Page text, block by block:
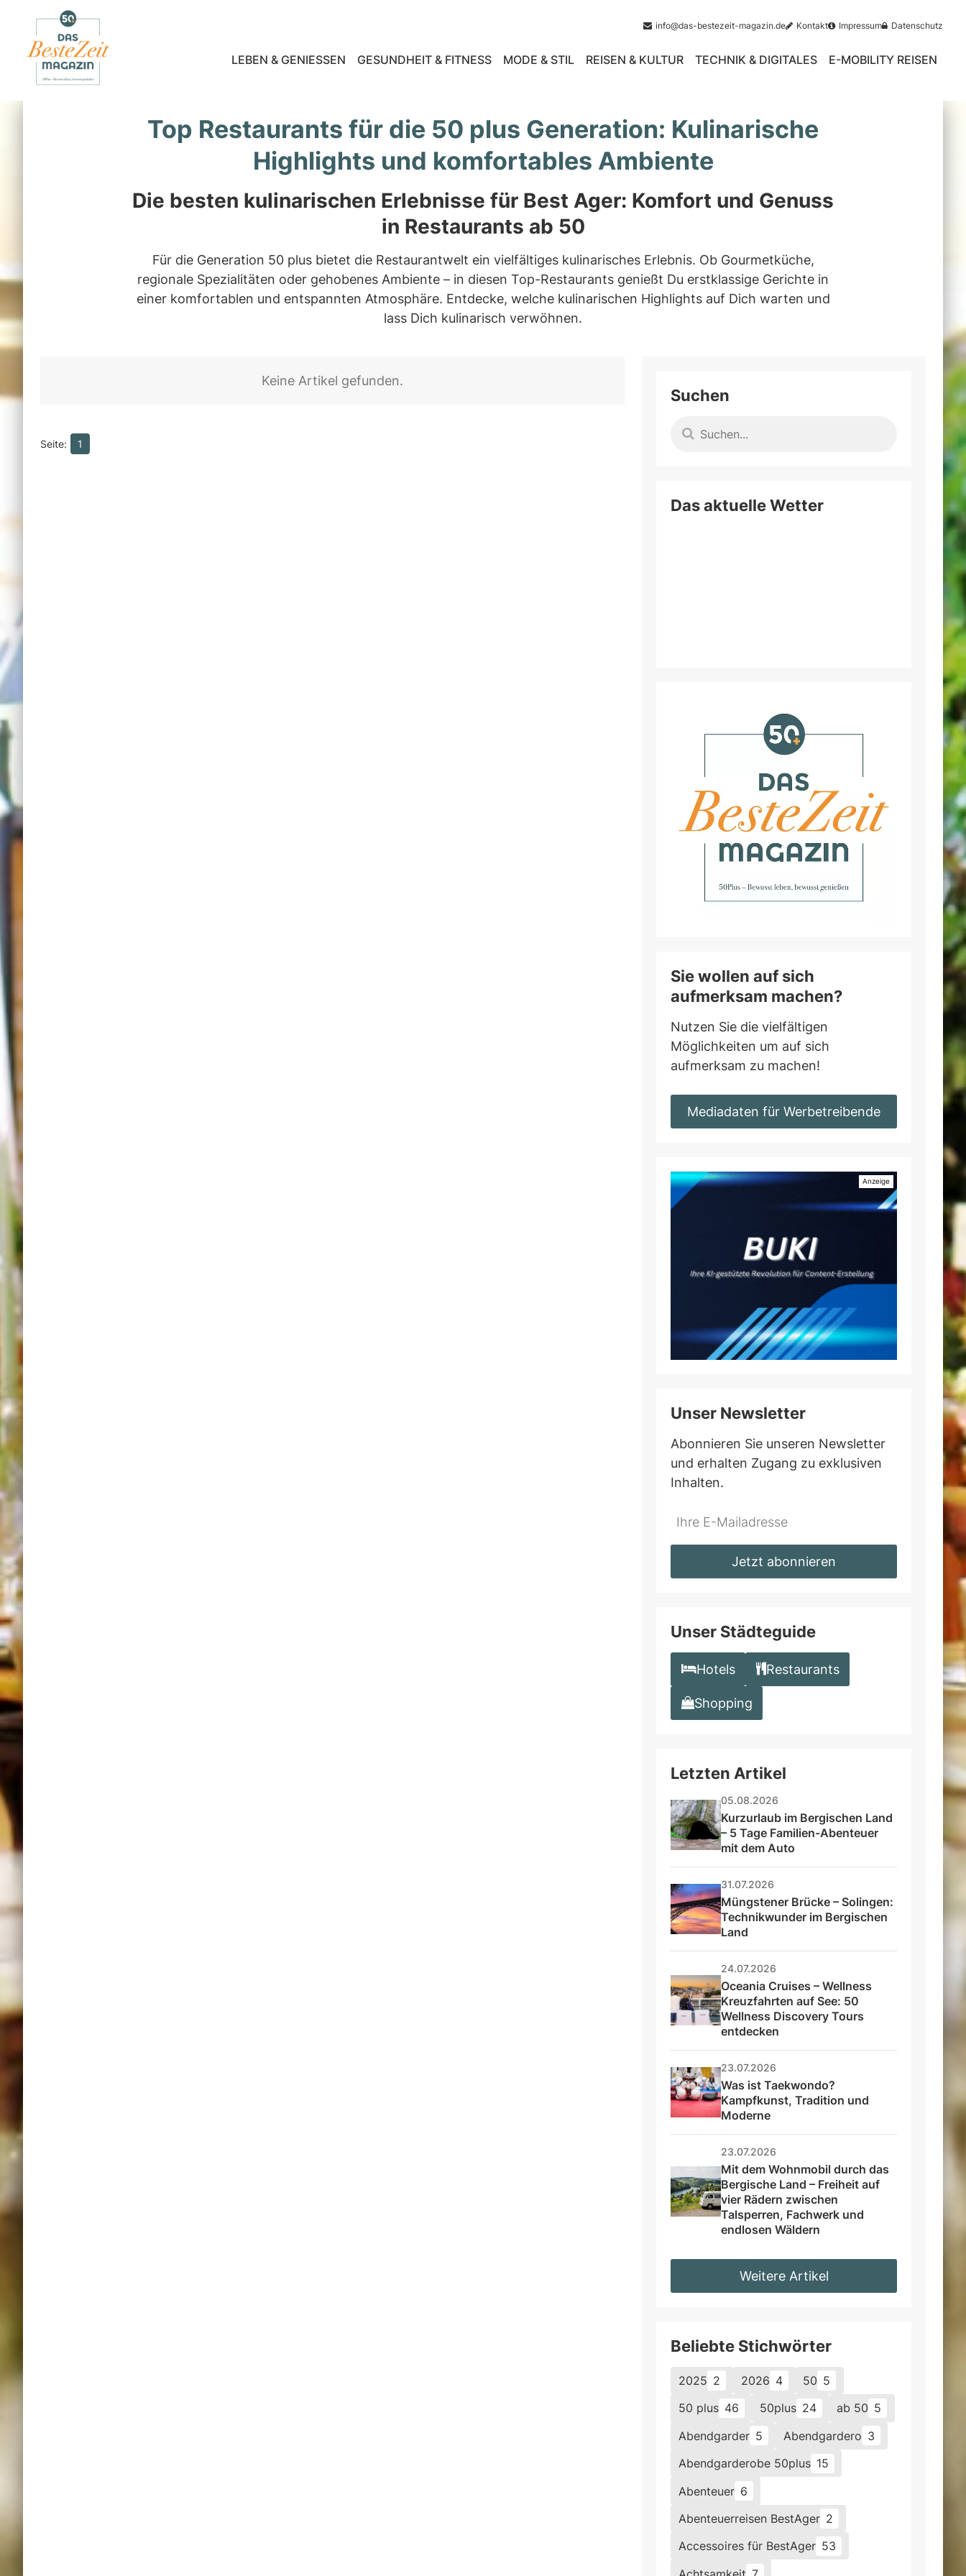
info@das-bestezeit-magazin.de Kontakt Impressum Datenschutz
LEBEN & GENIESSEN GESUNDHEIT & FITNESS MODE & STIL REISEN & KULTUR TECHNIK & DIGITALES E-MOBILITY REISEN
Top Restaurants für die 50 plus Generation: Kulinarische
Highlights und komfortables Ambiente
Die besten kulinarischen Erlebnisse für Best Ager: Komfort und Genuss
in Restaurants ab 50
Für die Generation 50 plus bietet die Restaurantwelt ein vielfältiges kulinarisches Erlebnis. Ob Gourmetküche,
regionale Spezialitäten oder gehobenes Ambiente – in diesen Top-Restaurants genießt Du erstklassige Gerichte in
einer komfortablen und entspannten Atmosphäre. Entdecke, welche kulinarischen Highlights auf Dich warten und
lass Dich kulinarisch verwöhnen.
Keine Artikel gefunden.
1
Suchen
Das aktuelle Wetter
Sie wollen auf sich
aufmerksam machen?
Nutzen Sie die vielfältigen
Möglichkeiten um auf sich
aufmerksam zu machen!
Mediadaten für Werbetreibende
Unser Newsletter
Abonnieren Sie unseren Newsletter
und erhalten Zugang zu exklusiven
Inhalten.
Do
this
*Ihre
Mailadresse:Jetzt abonnieren
Unser Städteguide
Hotels Restaurants
Shopping
Letzten Artikel
05.08.2026
Kurzurlaub im Bergischen Land
– 5 Tage Familien-Abenteuer
mit dem Auto
31.07.2026
Müngstener Brücke – Solingen:
Technikwunder im Bergischen
Land
24.07.2026
Oceania Cruises – Wellness
Kreuzfahrten auf See: 50
Wellness Discovery Tours
entdecken
23.07.2026
Was ist Taekwondo?
Kampfkunst, Tradition und
Moderne
23.07.2026
Mit dem Wohnmobil durch das
Bergische Land – Freiheit auf
vier Rädern zwischen
Talsperren, Fachwerk und
endlosen Wäldern
Weitere Artikel
Beliebte Stichwörter
2025 2 2026 4 50 5
50 plus 46 50plus 24 ab 50 5
Abendgarder 5 Abendgardero 3
Abendgarderobe 50plus 15
Abenteuer 6
Abenteuerreisen BestAger 2
Accessoires für BestAger 53